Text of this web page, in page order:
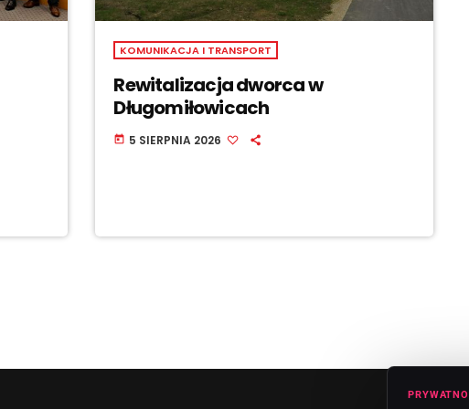
KOMUNIKACJA I TRANSPORT
Rewitalizacja dworca w
Długomiłowicach
today 5 SIERPNIA 2026